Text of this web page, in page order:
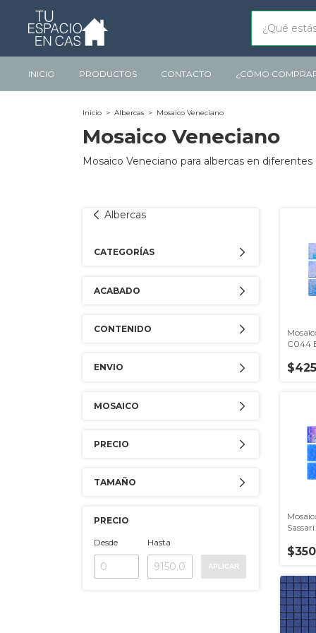
INICIO PRODUCTOS CONTACTO ¿CÓMO
Inicio > Albercas > Mosaico Veneciano
Mosaico Veneciano
Mosaico Veneciano para albercas en
Albercas
CATEGORÍAS
ACABADO
CONTENIDO
ENVIO
MOSAICO
PRECIO
TAMAÑO
PRECIO
Desde Hasta
APLICAR
C044